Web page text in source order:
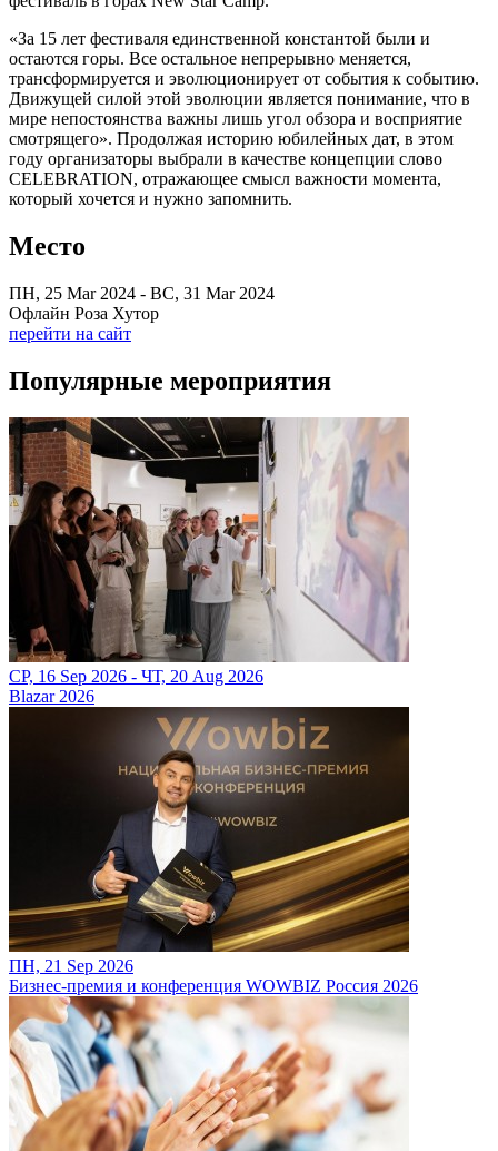
«За 15 лет фестиваля единственной константой были и
остаются горы. Все остальное непрерывно меняется,
трансформируется и эволюционирует от события к событию.
Движущей силой этой эволюции является понимание, что в
мире непостоянства важны лишь угол обзора и восприятие
смотрящего». Продолжая историю юбилейных дат, в этом
году организаторы выбрали в качестве концепции слово
CELEBRATION, отражающее смысл важности момента,
который хочется и нужно запомнить.
Место
ПН, 25 Mar 2024 - ВС, 31 Mar 2024
Офлайн Роза Хутор
перейти на сайт
Популярные мероприятия
СР, 16 Sep 2026 - ЧТ, 20 Aug 2026
Blazar 2026
ПН, 21 Sep 2026
Бизнес-премия и конференция WOWBIZ Россия 2026